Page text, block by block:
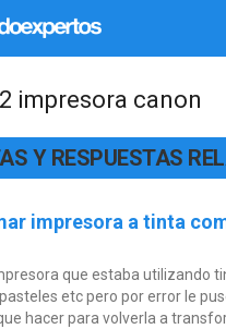
impresora canon
Y RESPUESTAS
impresora a tinta
que estaba utilizando
etc pero por error le
hacer para volverla a